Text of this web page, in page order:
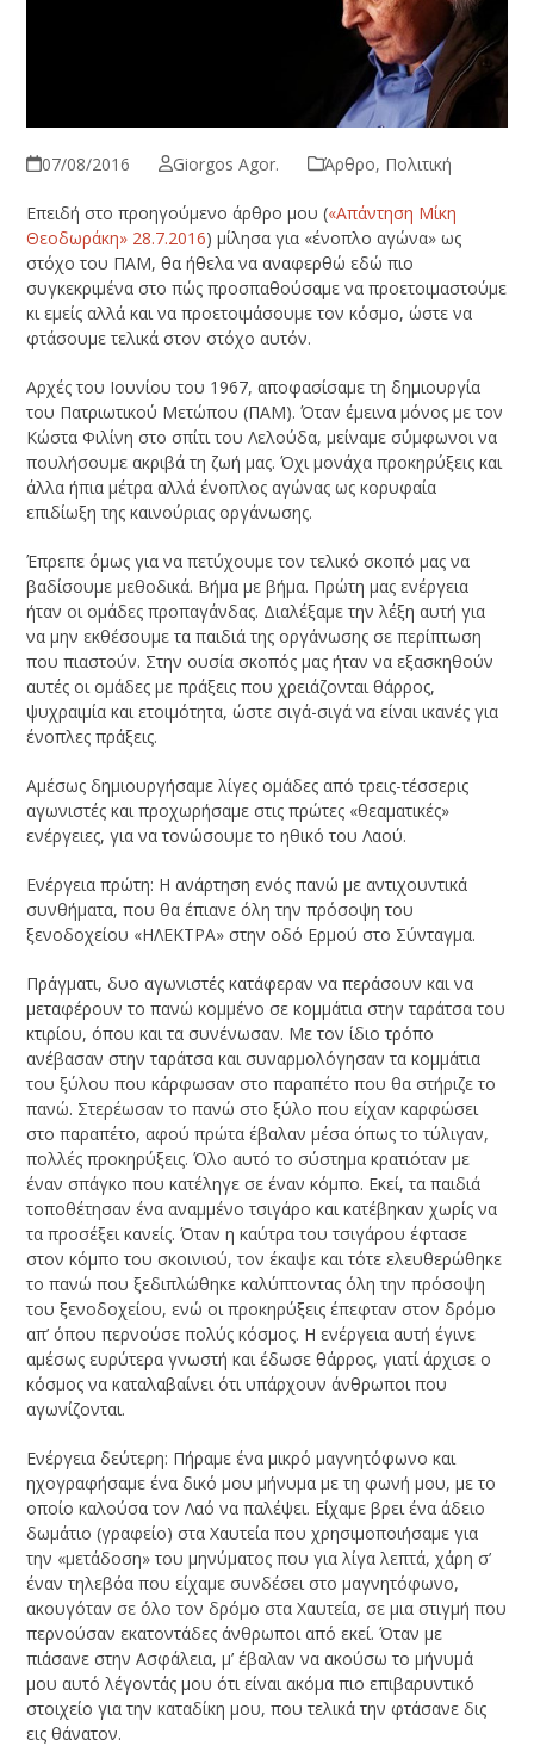
07/08/2016 Giorgos Agor. Άρθρο, Πολιτική
Επειδή στο προηγούμενο άρθρο μου («Απάντηση Μίκη
Θεοδωράκη» 28.7.2016) μίλησα για «ένοπλο αγώνα» ως
στόχο του ΠΑΜ, θα ήθελα να αναφερθώ εδώ πιο
συγκεκριμένα στο πώς προσπαθούσαμε να προετοιμαστούμε
κι εμείς αλλά και να προετοιμάσουμε τον κόσμο, ώστε να
φτάσουμε τελικά στον στόχο αυτόν.
Αρχές του Ιουνίου του 1967, αποφασίσαμε τη δημιουργία
του Πατριωτικού Μετώπου (ΠΑΜ). Όταν έμεινα μόνος με τον
Κώστα Φιλίνη στο σπίτι του Λελούδα, μείναμε σύμφωνοι να
πουλήσουμε ακριβά τη ζωή μας. Όχι μονάχα προκηρύξεις και
άλλα ήπια μέτρα αλλά ένοπλος αγώνας ως κορυφαία
επιδίωξη της καινούριας οργάνωσης.
Έπρεπε όμως για να πετύχουμε τον τελικό σκοπό μας να
βαδίσουμε μεθοδικά. Βήμα με βήμα. Πρώτη μας ενέργεια
ήταν οι ομάδες προπαγάνδας. Διαλέξαμε την λέξη αυτή για
να μην εκθέσουμε τα παιδιά της οργάνωσης σε περίπτωση
που πιαστούν. Στην ουσία σκοπός μας ήταν να εξασκηθούν
αυτές οι ομάδες με πράξεις που χρειάζονται θάρρος,
ψυχραιμία και ετοιμότητα, ώστε σιγά-σιγά να είναι ικανές για
ένοπλες πράξεις.
Αμέσως δημιουργήσαμε λίγες ομάδες από τρεις-τέσσερις
αγωνιστές και προχωρήσαμε στις πρώτες «θεαματικές»
ενέργειες, για να τονώσουμε το ηθικό του Λαού.
Ενέργεια πρώτη: Η ανάρτηση ενός πανώ με αντιχουντικά
συνθήματα, που θα έπιανε όλη την πρόσοψη του
ξενοδοχείου «ΗΛΕΚΤΡΑ» στην οδό Ερμού στο Σύνταγμα.
Πράγματι, δυο αγωνιστές κατάφεραν να περάσουν και να
μεταφέρουν το πανώ κομμένο σε κομμάτια στην ταράτσα του
κτιρίου, όπου και τα συνένωσαν. Με τον ίδιο τρόπο
ανέβασαν στην ταράτσα και συναρμολόγησαν τα κομμάτια
του ξύλου που κάρφωσαν στο παραπέτο που θα στήριζε το
πανώ. Στερέωσαν το πανώ στο ξύλο που είχαν καρφώσει
στο παραπέτο, αφού πρώτα έβαλαν μέσα όπως το τύλιγαν,
πολλές προκηρύξεις. Όλο αυτό το σύστημα κρατιόταν με
έναν σπάγκο που κατέληγε σε έναν κόμπο. Εκεί, τα παιδιά
τοποθέτησαν ένα αναμμένο τσιγάρο και κατέβηκαν χωρίς να
τα προσέξει κανείς. Όταν η καύτρα του τσιγάρου έφτασε
στον κόμπο του σκοινιού, τον έκαψε και τότε ελευθερώθηκε
το πανώ που ξεδιπλώθηκε καλύπτοντας όλη την πρόσοψη
του ξενοδοχείου, ενώ οι προκηρύξεις έπεφταν στον δρόμο
απ’ όπου περνούσε πολύς κόσμος. Η ενέργεια αυτή έγινε
αμέσως ευρύτερα γνωστή και έδωσε θάρρος, γιατί άρχισε ο
κόσμος να καταλαβαίνει ότι υπάρχουν άνθρωποι που
αγωνίζονται.
Ενέργεια δεύτερη: Πήραμε ένα μικρό μαγνητόφωνο και
ηχογραφήσαμε ένα δικό μου μήνυμα με τη φωνή μου, με το
οποίο καλούσα τον Λαό να παλέψει. Είχαμε βρει ένα άδειο
δωμάτιο (γραφείο) στα Χαυτεία που χρησιμοποιήσαμε για
την «μετάδοση» του μηνύματος που για λίγα λεπτά, χάρη σ’
έναν τηλεβόα που είχαμε συνδέσει στο μαγνητόφωνο,
ακουγόταν σε όλο τον δρόμο στα Χαυτεία, σε μια στιγμή που
περνούσαν εκατοντάδες άνθρωποι από εκεί. Όταν με
πιάσανε στην Ασφάλεια, μ’ έβαλαν να ακούσω το μήνυμά
μου αυτό λέγοντάς μου ότι είναι ακόμα πιο επιβαρυντικό
στοιχείο για την καταδίκη μου, που τελικά την φτάσανε δις
εις θάνατον.